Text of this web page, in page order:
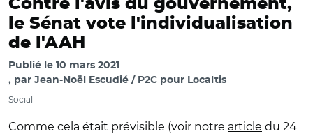
Contre l'avis du gouvernement,
le Sénat vote l'individualisation
de l'AAH
Publié le 10 mars 2021
par Jean-Noël Escudié / P2C pour Localtis
Social
Comme cela était prévisible (voir notre article du 24